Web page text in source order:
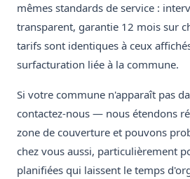
mêmes standards de service :
transparent, garantie 12 mois sur
tarifs sont identiques à ceux
surfacturation liée à la commune.
Si votre commune n'apparaît pas
contactez-nous — nous étendons
zone de couverture et pouvons
chez vous aussi, particulièrement
planifiées qui laissent le temps